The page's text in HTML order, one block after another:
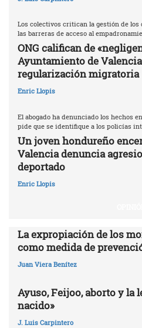
Los colectivos critican la gestión de
las barreras de acceso al
ONG califican de
Ayuntamiento de
regularización migratoria
Enric Llopis
El abogado ha denunciado los hechos
pide que se identifique a los policías
Un joven hondureño
Valencia denuncia
deportado
Enric Llopis
La expropiación de los
como medida de
Juan Viera Benítez
Ayuso, Feijoo, aborto y la
nacido»
J. Luis Carpintero